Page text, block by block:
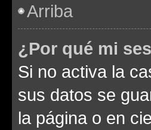
Arriba
¿Por qué mi
Si no activa la
sus datos se
la página o en